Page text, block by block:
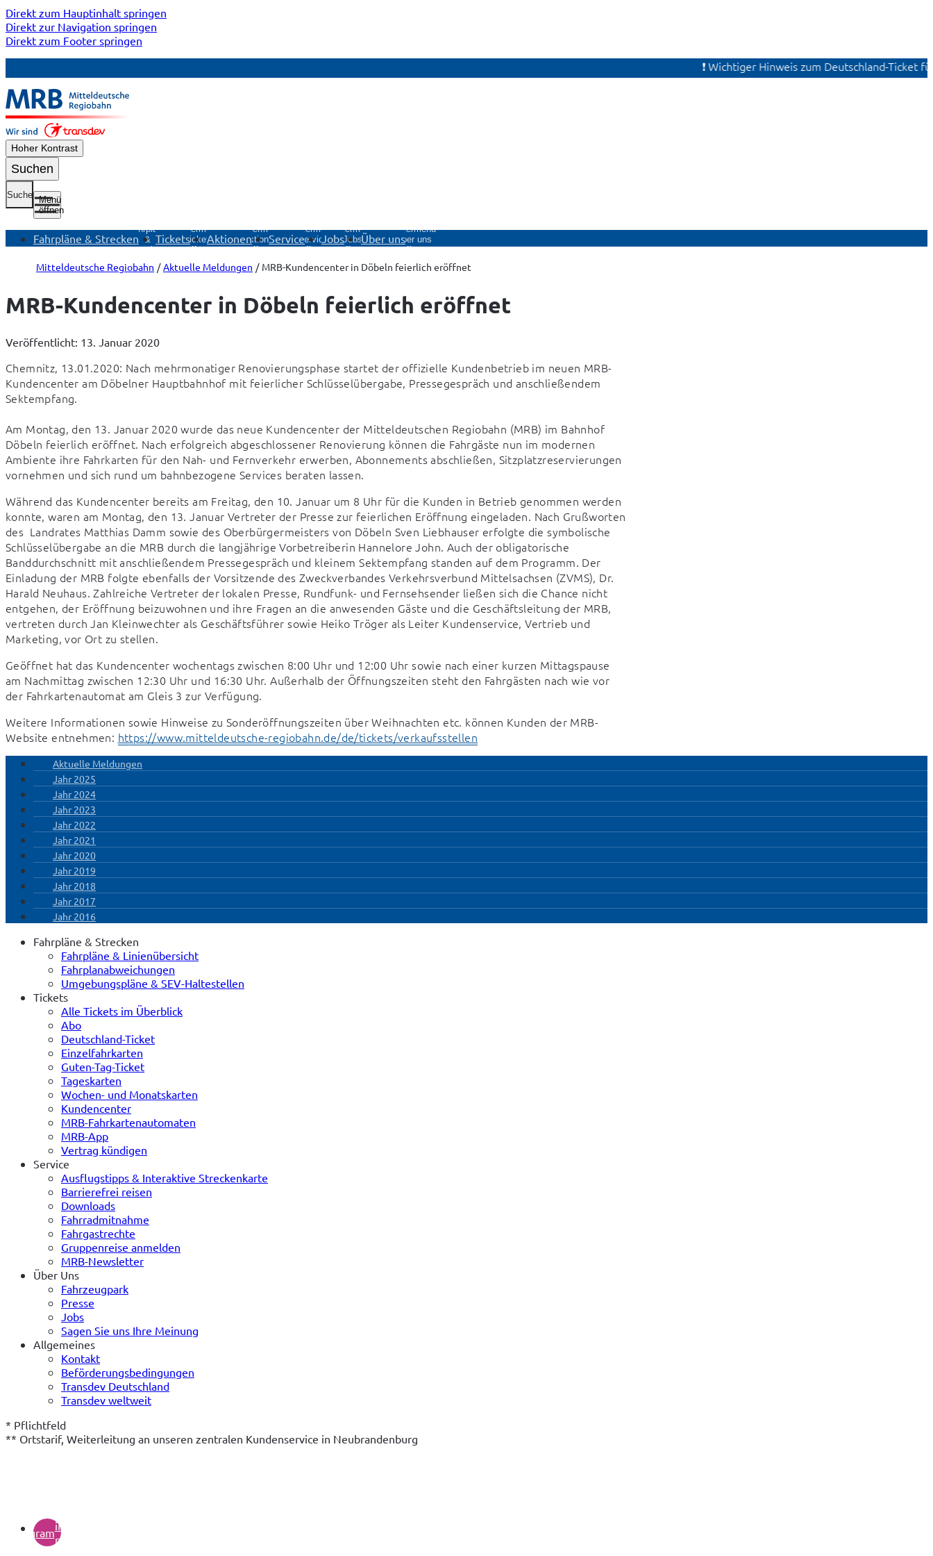
Direkt zum Hauptinhalt springen
Direkt zur Navigation springen
Direkt zum Footer springen
❗ Wichtiger Hinweis zum Deutschland-Ticket für
Hoher Kontrast
Suchen
Suche
Menü
öffnen
Fahrpläne & Strecken
Fahrpläne
&
Strecken
Tickets
Untermenü
Tickets
öffnen
Aktionen
Untermenü
Aktionen
öffnen
Service
Untermenü
Service
öffnen
Jobs
Untermenü
Jobs
öffnen
Über uns
Untermenü
Über uns
öffnen
Mitteldeutsche Regiobahn Aktuelle Meldungen MRB-Kundencenter in Döbeln feierlich eröffnet
MRB-Kundencenter in Döbeln feierlich eröffnet
Veröffentlicht: 13. Januar 2020
Chemnitz, 13.01.2020: Nach mehrmonatiger Renovierungsphase startet der offizielle Kundenbetrieb im neuen MRB-
Kundencenter am Döbelner Hauptbahnhof mit feierlicher Schlüsselübergabe, Pressegespräch und anschließendem
Sektempfang.
Am Montag, den 13. Januar 2020 wurde das neue Kundencenter der Mitteldeutschen Regiobahn (MRB) im Bahnhof
Döbeln feierlich eröffnet. Nach erfolgreich abgeschlossener Renovierung können die Fahrgäste nun im modernen
Ambiente ihre Fahrkarten für den Nah- und Fernverkehr erwerben, Abonnements abschließen, Sitzplatzreservierungen
vornehmen und sich rund um bahnbezogene Services beraten lassen.
Während das Kundencenter bereits am Freitag, den 10. Januar um 8 Uhr für die Kunden in Betrieb genommen werden
konnte, waren am Montag, den 13. Januar Vertreter der Presse zur feierlichen Eröffnung eingeladen. Nach Grußworten
des  Landrates Matthias Damm sowie des Oberbürgermeisters von Döbeln Sven Liebhauser erfolgte die symbolische
Schlüsselübergabe an die MRB durch die langjährige Vorbetreiberin Hannelore John. Auch der obligatorische
Banddurchschnitt mit anschließendem Pressegespräch und kleinem Sektempfang standen auf dem Programm. Der
Einladung der MRB folgte ebenfalls der Vorsitzende des Zweckverbandes Verkehrsverbund Mittelsachsen (ZVMS), Dr.
Harald Neuhaus. Zahlreiche Vertreter der lokalen Presse, Rundfunk- und Fernsehsender ließen sich die Chance nicht
entgehen, der Eröffnung beizuwohnen und ihre Fragen an die anwesenden Gäste und die Geschäftsleitung der MRB,
vertreten durch Jan Kleinwechter als Geschäftsführer sowie Heiko Tröger als Leiter Kundenservice, Vertrieb und
Marketing, vor Ort zu stellen.
Geöffnet hat das Kundencenter wochentags zwischen 8:00 Uhr und 12:00 Uhr sowie nach einer kurzen Mittagspause
am Nachmittag zwischen 12:30 Uhr und 16:30 Uhr. Außerhalb der Öffnungszeiten steht den Fahrgästen nach wie vor
der Fahrkartenautomat am Gleis 3 zur Verfügung.
Weitere Informationen sowie Hinweise zu Sonderöffnungszeiten über Weihnachten etc. können Kunden der MRB-
Website entnehmen: https://www.mitteldeutsche-regiobahn.de/de/tickets/verkaufsstellen
Aktuelle Meldungen
Jahr 2025
Jahr 2024
Jahr 2023
Jahr 2022
Jahr 2021
Jahr 2020
Jahr 2019
Jahr 2018
Jahr 2017
Jahr 2016
Fahrpläne & Strecken
Fahrpläne & Linienübersicht
Fahrplanabweichungen
Umgebungspläne & SEV-Haltestellen
Tickets
Alle Tickets im Überblick
Abo
Deutschland-Ticket
Einzelfahrkarten
Guten-Tag-Ticket
Tageskarten
Wochen- und Monatskarten
Kundencenter
MRB-Fahrkartenautomaten
MRB-App
Vertrag kündigen
Service
Ausflugstipps & Interaktive Streckenkarte
Barrierefrei reisen
Downloads
Fahrradmitnahme
Fahrgastrechte
Gruppenreise anmelden
MRB-Newsletter
Über Uns
Fahrzeugpark
Presse
Jobs
Sagen Sie uns Ihre Meinung
Allgemeines
Kontakt
Beförderungsbedingungen
Transdev Deutschland
Transdev weltweit
* Pflichtfeld
** Ortstarif, Weiterleitung an unseren zentralen Kundenservice in Neubrandenburg
instagramin
neuem